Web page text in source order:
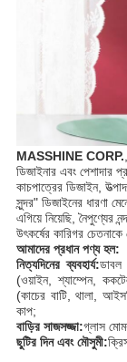
MASSHINE CORP.
ডিজাইনার এবং পেশাদার
কাচপাত্রের ডিজাইন,
সুন্দর" ডিজাইনের ধারণা
এগিয়ে নিয়েছি, নৈপুণ্যের
উৎকর্ষের কারিগর চেতনাকে
আমাদের প্রধান পণ্য হল:
নিত্যদিনের ব্যবহার্য:ডাবল
(ওয়াইন, শ্যাম্পেন, ককটেল,
(কাচের বাটি, থালা,
কাপ;
বাড়ির সাজসজ্জা:গ্লাস
ছুটির দিন এবং মৌসুমী: